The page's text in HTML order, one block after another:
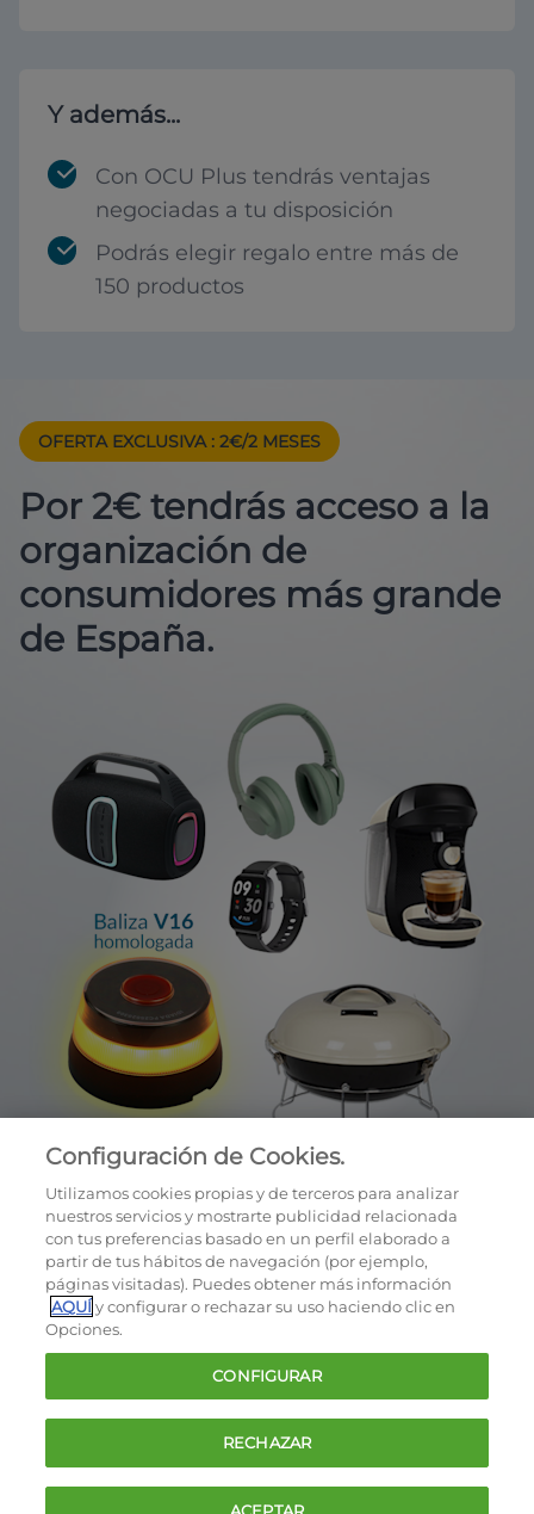
Y además...
Con OCU Plus tendrás ventajas
negociadas a tu disposición
Podrás elegir regalo entre más de
150 productos
OFERTA EXCLUSIVA : 2€/2 MESES
Por 2€ tendrás acceso a la
organización de
consumidores más grande
de España.
Cookies
Política de privacidad
Términos y condiciones de la oferta
Contacto
FAQ
Configuración de Cookies.
Utilizamos cookies propias y de terceros para analizar
nuestros servicios y mostrarte publicidad relacionada
con tus preferencias basado en un perfil elaborado a
partir de tus hábitos de navegación (por ejemplo,
páginas visitadas). Puedes obtener más información
AQUÍy configurar o rechazar su uso haciendo clic en
Opciones.
CONFIGURAR
RECHAZAR